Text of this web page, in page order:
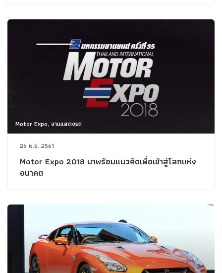
Motor Expo, งานแสดงรถ
26 พ.ย. 2561
Motor Expo 2018 มาพร้อมแนวคิดเพื่อเข้าสู่โลกแห่ง
อนาคต